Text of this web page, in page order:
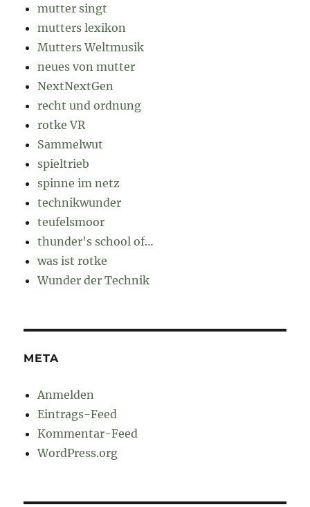
mutter singt
mutters lexikon
Mutters Weltmusik
neues von mutter
NextNextGen
recht und ordnung
rotke VR
Sammelwut
spieltrieb
spinne im netz
technikwunder
teufelsmoor
thunder's school of…
was ist rotke
Wunder der Technik
META
Anmelden
Eintrags-Feed
Kommentar-Feed
WordPress.org